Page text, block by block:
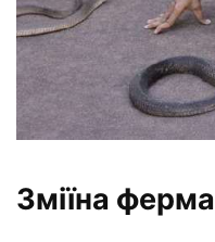
Зміїна ферма